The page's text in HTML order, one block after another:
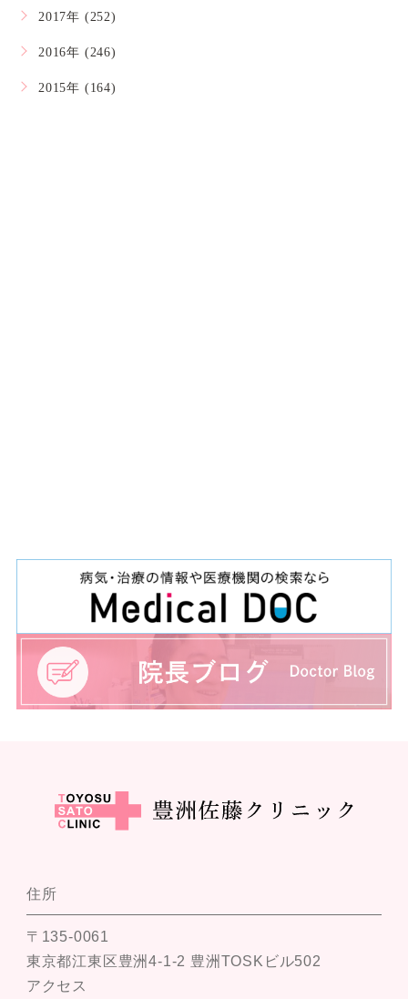
2017年 (252)
2016年 (246)
2015年 (164)
住所
〒135-0061
東京都江東区豊洲4-1-2 豊洲TOSKビル502
アクセス